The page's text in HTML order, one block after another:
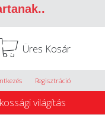
.
Üres Kosár
Regisztráció
világítás